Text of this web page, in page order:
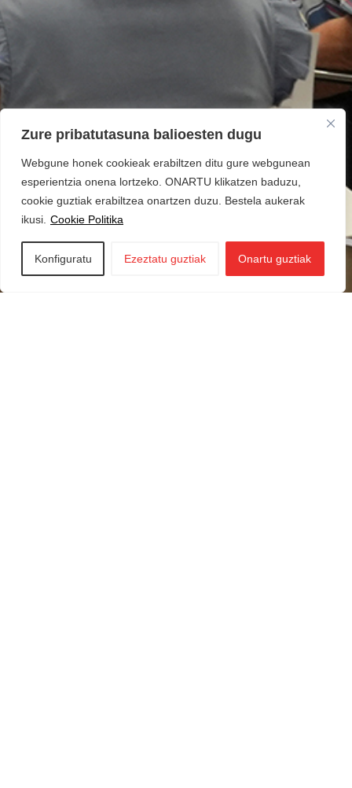
Zure pribatutasuna balioesten dugu
Webgune honek cookieak erabiltzen ditu gure webgunean
esperientzia onena lortzeko. ONARTU klikatzen baduzu,
cookie guztiak erabiltzea onartzen duzu. Bestela aukerak
ikusi. Cookie Politika
Konfiguratu Ezeztatu guztiak Onartu guztiak